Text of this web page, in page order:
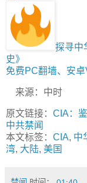
探寻中
史》
免费PC翻墙、安
来源：中时
原文链接： CIA：
中共禁闻
本文标签： CIA, 中
湾, 大陆, 美国